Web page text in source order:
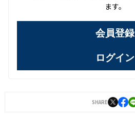
ます。
会員登録
ログイン
SHARE